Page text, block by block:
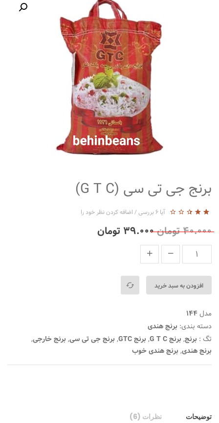
برنج جی تی سی (G T C)
از
اساس
رتبه
بندی
مشتری
آیا 6 بررسی / اضافه کردن نظر خود را
۴۰.۰۰۰تومان۳۹.۰۰۰ تومان
افزودن به سبد خرید
مدل 144
دسته بندی: برنج هندی
تگ : برنج, برنج G T C , برنج GTC , برنج جی تی سی, برنج خارجی,
برنج هندی, برنج هندی خوب
توضیحات نظرات (6)